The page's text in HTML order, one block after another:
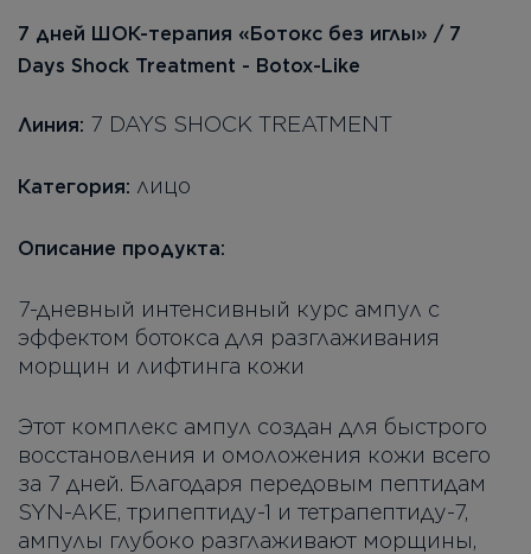
7 дней ШОК-терапия «Ботокс без иглы» / 7
Days Shock Treatment - Botox-Like
Линия: 7 DAYS SHOCK TREATMENT
Категория: лицо
Описание продукта:
7-дневный интенсивный курс ампул с
эффектом ботокса для разглаживания
морщин и лифтинга кожи
Этот комплекс ампул создан для быстрого
восстановления и омоложения кожи всего
за 7 дней. Благодаря передовым пептидам
SYN-AKE, трипептиду-1 и тетрапептиду-7,
ампулы глубоко разглаживают морщины,